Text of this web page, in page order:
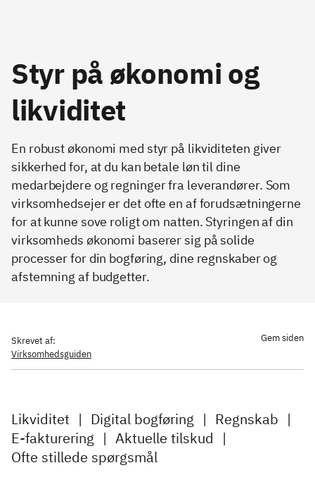
Styr på økonomi og
likviditet
En robust økonomi med styr på likviditeten giver
sikkerhed for, at du kan betale løn til dine
medarbejdere og regninger fra leverandører. Som
virksomhedsejer er det ofte en af forudsætningerne
for at kunne sove roligt om natten. Styringen af din
virksomheds økonomi baserer sig på solide
processer for din bogføring, dine regnskaber og
afstemning af budgetter.
Skrevet af:
Virksomhedsguiden
Gem siden
Likviditet | Digital bogføring | Regnskab |
E-fakturering | Aktuelle tilskud |
Ofte stillede spørgsmål